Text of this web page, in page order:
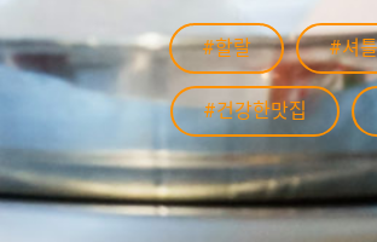
#할랄 #셔
#건강한맛집